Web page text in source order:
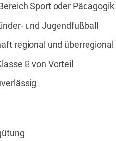
Sport oder Pädagogik
und Jugendfußball
regional und überregional
B von Vorteil